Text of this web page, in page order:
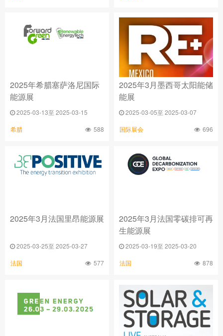
2025年希腊塞萨洛尼国际
能源展
2025-03-13至 2025-03-15
希腊 588
2025年3月墨西哥太阳能储
能展
2025-03-05至 2025-03-07
国际展会 696
2025年3月法国里昂能源展
2025-03-25至 2025-03-27
法国 577
2025年3月法国零碳排可再
生能源展
2025-03-19至 2025-03-20
法国 878